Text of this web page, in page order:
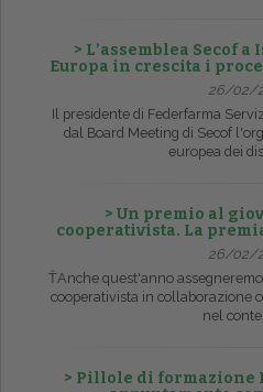
> L’assemblea Secof
Europa in crescita i
26/02/
Il presidente di Federfarma
dal Board Meeting di Secof
europea dei
> Un premio al
cooperativista. La
26/02/
ŤAnche quest'anno
cooperativista in collaborazione
nel
> Pillole di formazione